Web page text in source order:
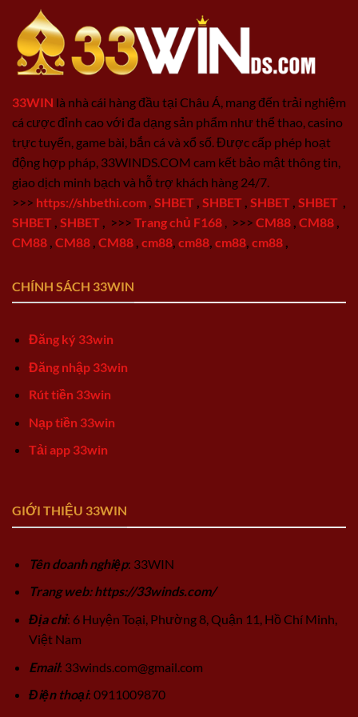
33WIN là nhà cái hàng đầu tại Châu Á, mang đến trải nghiệm
cá cược đỉnh cao với đa dạng sản phẩm như thể thao, casino
trực tuyến, game bài, bắn cá và xổ số. Được cấp phép hoạt
động hợp pháp, 33WINDS.COM cam kết bảo mật thông tin,
giao dịch minh bạch và hỗ trợ khách hàng 24/7.
>>> https://shbethi.com SHBET SHBET SHBET SHBET
SHBET SHBET >>> Trang chủ F168 >>> CM88 CM88
CM88 CM88 CM88 cm88 cm88 cm88 cm88
CHÍNH SÁCH 33WIN
Đăng ký 33win
Đăng nhập 33win
Rút tiền 33win
Nạp tiền 33win
Tải app 33win
GIỚI THIỆU 33WIN
Tên doanh nghiệp: 33WIN
Trang web: https://33winds.com/
Địa chỉ: 6 Huyện Toại, Phường 8, Quận 11, Hồ Chí Minh,
Việt Nam
Email: 33winds.com@gmail.com
Điện thoại: 0911009870